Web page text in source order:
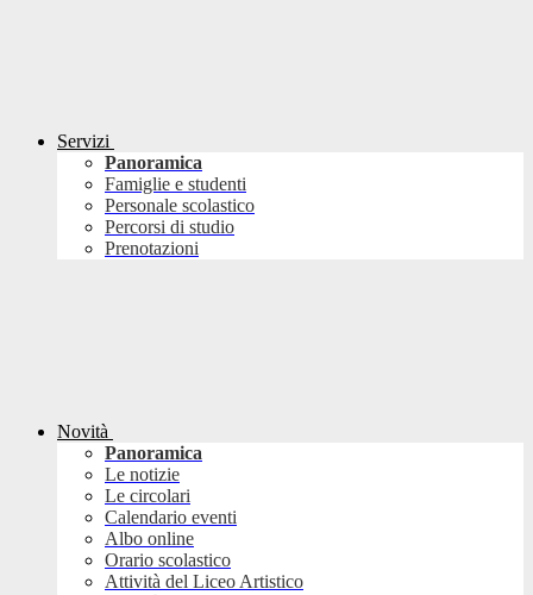
Servizi
Panoramica
Famiglie e studenti
Personale scolastico
Percorsi di studio
Prenotazioni
Novità
Panoramica
Le notizie
Le circolari
Calendario eventi
Albo online
Orario scolastico
Attività del Liceo Artistico